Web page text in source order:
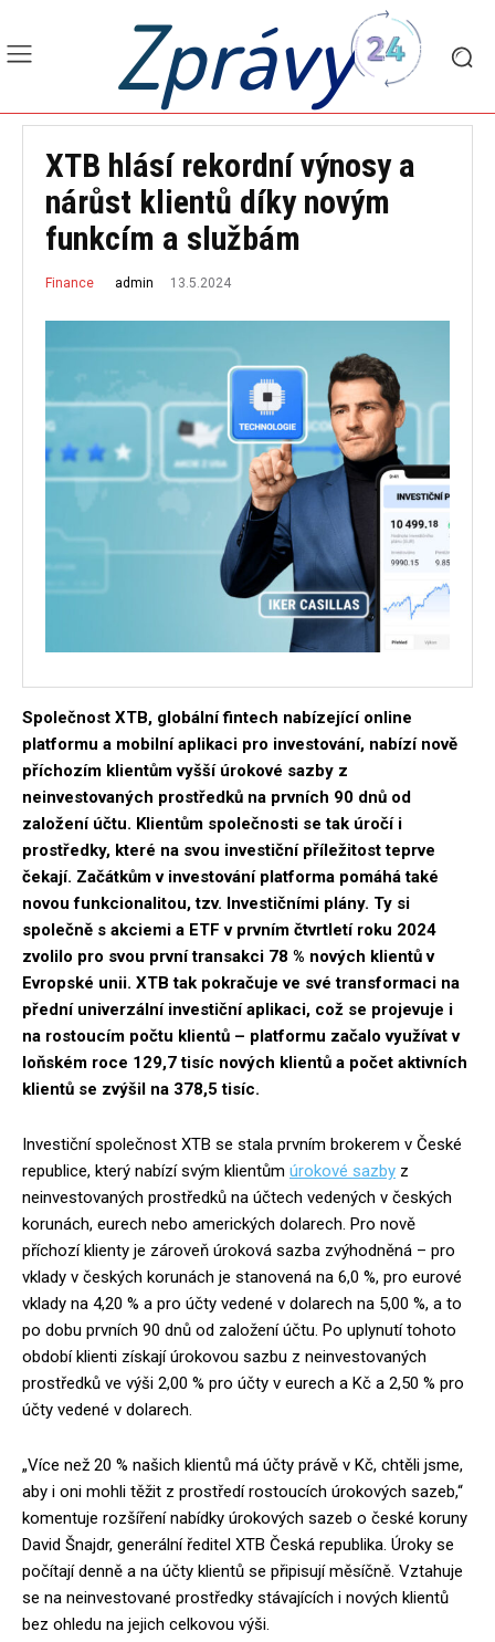
Zprávy
XTB hlásí rekordní výnosy a
nárůst klientů díky novým
funkcím a službám
Finance admin 13.5.2024
Společnost XTB, globální fintech nabízející online
platformu a mobilní aplikaci pro investování, nabízí nově
příchozím klientům vyšší úrokové sazby z
neinvestovaných prostředků na prvních 90 dnů od
založení účtu. Klientům společnosti se tak úročí i
prostředky, které na svou investiční příležitost teprve
čekají. Začátkům v investování platforma pomáhá také
novou funkcionalitou, tzv. Investičními plány. Ty si
společně s akciemi a ETF v prvním čtvrtletí roku 2024
zvolilo pro svou první transakci 78 % nových klientů v
Evropské unii. XTB tak pokračuje ve své transformaci na
přední univerzální investiční aplikaci, což se projevuje i
na rostoucím počtu klientů – platformu začalo využívat v
loňském roce 129,7 tisíc nových klientů a počet aktivních
klientů se zvýšil na 378,5 tisíc.
Investiční společnost XTB se stala prvním brokerem v České
republice, který nabízí svým klientům úrokové sazby z
neinvestovaných prostředků na účtech vedených v českých
korunách, eurech nebo amerických dolarech. Pro nově
příchozí klienty je zároveň úroková sazba zvýhodněná – pro
vklady v českých korunách je stanovená na 6,0 %, pro eurové
vklady na 4,20 % a pro účty vedené v dolarech na 5,00 %, a to
po dobu prvních 90 dnů od založení účtu. Po uplynutí tohoto
období klienti získají úrokovou sazbu z neinvestovaných
prostředků ve výši 2,00 % pro účty v eurech a Kč a 2,50 % pro
účty vedené v dolarech.
„Více než 20 % našich klientů má účty právě v Kč, chtěli jsme,
aby i oni mohli těžit z prostředí rostoucích úrokových sazeb,“
komentuje rozšíření nabídky úrokových sazeb o české koruny
David Šnajdr, generální ředitel XTB Česká republika. Úroky se
počítají denně a na účty klientů se připisují měsíčně. Vztahuje
se na neinvestované prostředky stávajících i nových klientů
bez ohledu na jejich celkovou výši.